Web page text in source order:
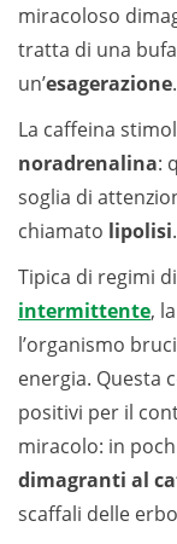
miracoloso
tratta di una
un’esagerazione.
La caffeina
noradrenalina:
soglia di
chiamato lipolisi.
Tipica di regimi
intermittente,
l’organismo
energia. Questa
positivi per il
miracolo: in
dimagranti al
scaffali delle